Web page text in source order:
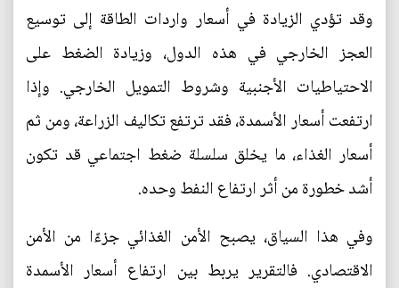
وقد تؤدي الزيادة في أسعار واردات الطاقة إلى توسيع
العجز الخارجي في هذه الدول، وزيادة الضغط على
الاحتياطيات الأجنبية وشروط التمويل الخارجي. وإذا
ارتفعت أسعار الأسمدة، فقد ترتفع تكاليف الزراعة، ومن ثم
أسعار الغذاء، ما يخلق سلسلة ضغط اجتماعي قد تكون
أشد خطورة من أثر ارتفاع النفط وحده.
وفي هذا السياق، يصبح الأمن الغذائي جزءًا من الأمن
الاقتصادي. فالتقرير يربط بين ارتفاع أسعار الأسمدة